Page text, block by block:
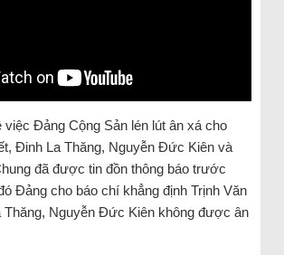
việc Đảng Cộng Sản lén lút ân xá cho
Đinh La Thăng, Nguyễn Đức Kiên và
đã được tin đồn thông báo trước
Đảng cho báo chí khẳng định Trịnh Văn
Thăng, Nguyễn Đức Kiên không được ân